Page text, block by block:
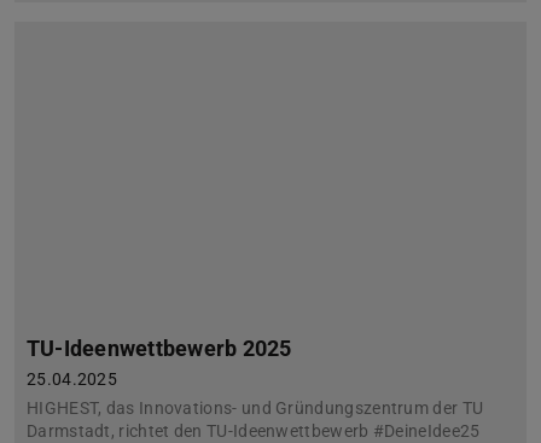
TU-Ideenwettbewerb 2025
25.04.2025
HIGHEST, das Innovations- und Gründungszentrum der TU
Darmstadt, richtet den TU-Ideenwettbewerb #DeineIdee25